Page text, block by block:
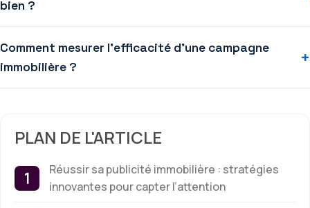
bien ?
Comment mesurer l’efficacité d’une campagne
immobilière ?
+
PLAN DE L'ARTICLE
Réussir sa publicité immobilière : stratégies
innovantes pour capter l’attention